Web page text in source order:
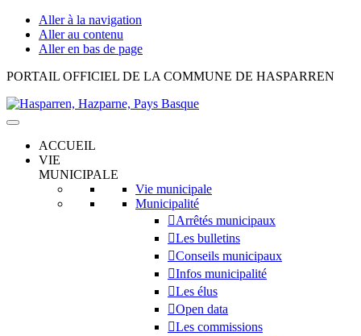
Aller à la navigation
Aller au contenu
Aller en bas de page
Hasparren,
Pays
Basque
PORTAIL OFFICIEL DE LA COMMUNE DE HASPARREN
ACCUEIL
VIE
MUNICIPALE
Vie municipale
Municipalité
Arrêtés municipaux
Les bulletins
Conseils municipaux
Infos municipalité
Les élus
Open data
Les commissions